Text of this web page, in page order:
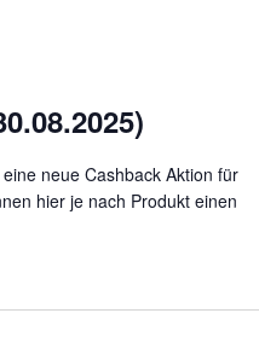
neue Cashback Aktion für
hier je nach Produkt einen